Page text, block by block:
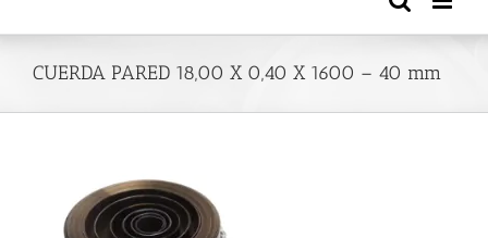
CUERDA PARED 18,00 X 0,40 X 1600 – 40 mm